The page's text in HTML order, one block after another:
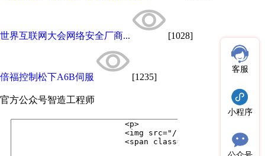
世界互联网大会网络安全厂商... [1028]
倍福控制松下A6B伺服 [1235]
官方公众号智造工程师
客服
小程序